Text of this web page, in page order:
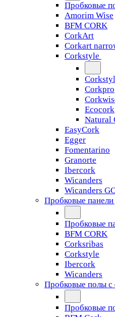
Пробковые
Amorim Wise
BFM CORK
CorkArt
Corkart
Corkstyle
Corkpro
Ecocork
Natural
EasyCork
Egger
Fomentarino
Granorte
Ibercork
Wicanders
Wicanders
Пробковые панели
Пробковые
BFM CORK
Corksribas
Corkstyle
Ibercork
Wicanders
Пробковые полы с
Пробковые